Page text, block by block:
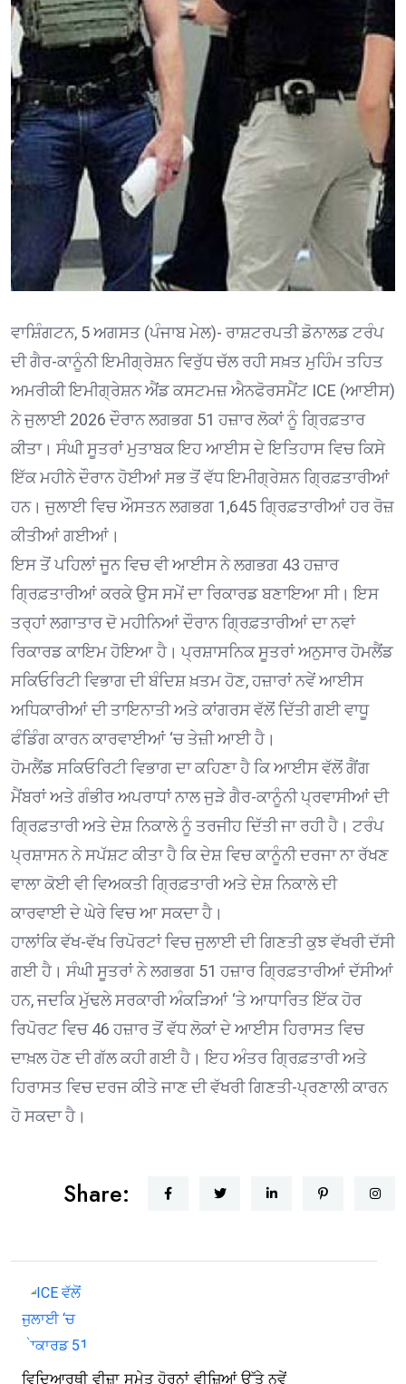
ਵਾਸ਼ਿੰਗਟਨ, 5 ਅਗਸਤ (ਪੰਜਾਬ ਮੇਲ)- ਰਾਸ਼ਟਰਪਤੀ ਡੋਨਾਲਡ ਟਰੰਪ
ਦੀ ਗੈਰ-ਕਾਨੂੰਨੀ ਇਮੀਗ੍ਰੇਸ਼ਨ ਵਿਰੁੱਧ ਚੱਲ ਰਹੀ ਸਖ਼ਤ ਮੁਹਿੰਮ ਤਹਿਤ
ਅਮਰੀਕੀ ਇਮੀਗ੍ਰੇਸ਼ਨ ਐਂਡ ਕਸਟਮਜ਼ ਐਨਫੋਰਸਮੈਂਟ ICE (ਆਈਸ)
ਨੇ ਜੁਲਾਈ 2026 ਦੌਰਾਨ ਲਗਭਗ 51 ਹਜ਼ਾਰ ਲੋਕਾਂ ਨੂੰ ਗ੍ਰਿਫ਼ਤਾਰ
ਕੀਤਾ। ਸੰਘੀ ਸੂਤਰਾਂ ਮੁਤਾਬਕ ਇਹ ਆਈਸ ਦੇ ਇਤਿਹਾਸ ਵਿਚ ਕਿਸੇ
ਇੱਕ ਮਹੀਨੇ ਦੌਰਾਨ ਹੋਈਆਂ ਸਭ ਤੋਂ ਵੱਧ ਇਮੀਗ੍ਰੇਸ਼ਨ ਗ੍ਰਿਫ਼ਤਾਰੀਆਂ
ਹਨ। ਜੁਲਾਈ ਵਿਚ ਔਸਤਨ ਲਗਭਗ 1,645 ਗ੍ਰਿਫ਼ਤਾਰੀਆਂ ਹਰ ਰੋਜ਼
ਕੀਤੀਆਂ ਗਈਆਂ।
ਇਸ ਤੋਂ ਪਹਿਲਾਂ ਜੂਨ ਵਿਚ ਵੀ ਆਈਸ ਨੇ ਲਗਭਗ 43 ਹਜ਼ਾਰ
ਗ੍ਰਿਫ਼ਤਾਰੀਆਂ ਕਰਕੇ ਉਸ ਸਮੇਂ ਦਾ ਰਿਕਾਰਡ ਬਣਾਇਆ ਸੀ। ਇਸ
ਤਰ੍ਹਾਂ ਲਗਾਤਾਰ ਦੋ ਮਹੀਨਿਆਂ ਦੌਰਾਨ ਗ੍ਰਿਫ਼ਤਾਰੀਆਂ ਦਾ ਨਵਾਂ
ਰਿਕਾਰਡ ਕਾਇਮ ਹੋਇਆ ਹੈ। ਪ੍ਰਸ਼ਾਸਨਿਕ ਸੂਤਰਾਂ ਅਨੁਸਾਰ ਹੋਮਲੈਂਡ
ਸਕਿਓਰਿਟੀ ਵਿਭਾਗ ਦੀ ਬੰਦਿਸ਼ ਖ਼ਤਮ ਹੋਣ, ਹਜ਼ਾਰਾਂ ਨਵੇਂ ਆਈਸ
ਅਧਿਕਾਰੀਆਂ ਦੀ ਤਾਇਨਾਤੀ ਅਤੇ ਕਾਂਗਰਸ ਵੱਲੋਂ ਦਿੱਤੀ ਗਈ ਵਾਧੂ
ਫੰਡਿੰਗ ਕਾਰਨ ਕਾਰਵਾਈਆਂ ‘ਚ ਤੇਜ਼ੀ ਆਈ ਹੈ।
ਹੋਮਲੈਂਡ ਸਕਿਓਰਿਟੀ ਵਿਭਾਗ ਦਾ ਕਹਿਣਾ ਹੈ ਕਿ ਆਈਸ ਵੱਲੋਂ ਗੈਂਗ
ਮੈਂਬਰਾਂ ਅਤੇ ਗੰਭੀਰ ਅਪਰਾਧਾਂ ਨਾਲ ਜੁੜੇ ਗੈਰ-ਕਾਨੂੰਨੀ ਪ੍ਰਵਾਸੀਆਂ ਦੀ
ਗ੍ਰਿਫ਼ਤਾਰੀ ਅਤੇ ਦੇਸ਼ ਨਿਕਾਲੇ ਨੂੰ ਤਰਜੀਹ ਦਿੱਤੀ ਜਾ ਰਹੀ ਹੈ। ਟਰੰਪ
ਪ੍ਰਸ਼ਾਸਨ ਨੇ ਸਪੱਸ਼ਟ ਕੀਤਾ ਹੈ ਕਿ ਦੇਸ਼ ਵਿਚ ਕਾਨੂੰਨੀ ਦਰਜਾ ਨਾ ਰੱਖਣ
ਵਾਲਾ ਕੋਈ ਵੀ ਵਿਅਕਤੀ ਗ੍ਰਿਫ਼ਤਾਰੀ ਅਤੇ ਦੇਸ਼ ਨਿਕਾਲੇ ਦੀ
ਕਾਰਵਾਈ ਦੇ ਘੇਰੇ ਵਿਚ ਆ ਸਕਦਾ ਹੈ।
ਹਾਲਾਂਕਿ ਵੱਖ-ਵੱਖ ਰਿਪੋਰਟਾਂ ਵਿਚ ਜੁਲਾਈ ਦੀ ਗਿਣਤੀ ਕੁਝ ਵੱਖਰੀ ਦੱਸੀ
ਗਈ ਹੈ। ਸੰਘੀ ਸੂਤਰਾਂ ਨੇ ਲਗਭਗ 51 ਹਜ਼ਾਰ ਗ੍ਰਿਫ਼ਤਾਰੀਆਂ ਦੱਸੀਆਂ
ਹਨ, ਜਦਕਿ ਮੁੱਢਲੇ ਸਰਕਾਰੀ ਅੰਕੜਿਆਂ ‘ਤੇ ਆਧਾਰਿਤ ਇੱਕ ਹੋਰ
ਰਿਪੋਰਟ ਵਿਚ 46 ਹਜ਼ਾਰ ਤੋਂ ਵੱਧ ਲੋਕਾਂ ਦੇ ਆਈਸ ਹਿਰਾਸਤ ਵਿਚ
ਦਾਖ਼ਲ ਹੋਣ ਦੀ ਗੱਲ ਕਹੀ ਗਈ ਹੈ। ਇਹ ਅੰਤਰ ਗ੍ਰਿਫ਼ਤਾਰੀ ਅਤੇ
ਹਿਰਾਸਤ ਵਿਚ ਦਰਜ ਕੀਤੇ ਜਾਣ ਦੀ ਵੱਖਰੀ ਗਿਣਤੀ-ਪ੍ਰਣਾਲੀ ਕਾਰਨ
ਹੋ ਸਕਦਾ ਹੈ।
Share:
ਵਿਦਿਆਰਥੀ ਵੀਜ਼ਾ ਸਮੇਤ ਹੋਰਨਾਂ ਵੀਜ਼ਿਆਂ ਉੱਤੇ ਨਵੇਂ